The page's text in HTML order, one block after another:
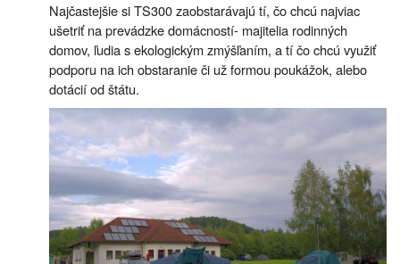
Najčastejšie si TS300 zaobstarávajú tí, čo chcú najviac
ušetriť na prevádzke domácností- majitelia rodinných
domov, ľudia s ekologickým zmýšľaním, a tí čo chcú využiť
podporu na ich obstaranie či už formou poukážok, alebo
dotácií od štátu.